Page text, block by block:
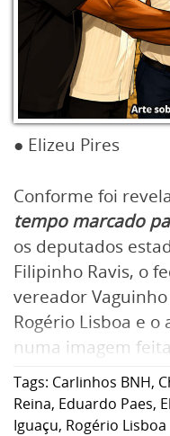
● Elizeu Pires
Conforme foi
tempo marcado
os deputados
Filipinho Ravis, o
vereador
Rogério Lisboa e
numa imagem
que venceu as
permanece unido.
Tags: Carlinhos BNH,
Reina, Eduardo Paes,
Iguaçu, Rogério Lisboa